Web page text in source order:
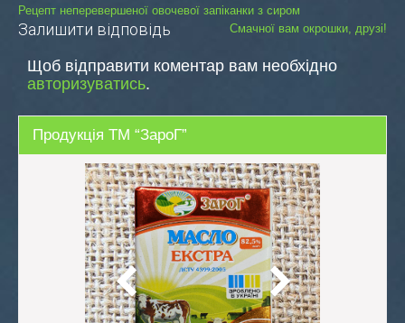
Навігація
записів
Рецепт неперевершеної овочевої запіканки з сиром
Смачної вам окрошки, друзі!
Залишити відповідь
Щоб відправити коментар вам необхідно
авторизуватись.
Продукція ТМ “ЗароГ”